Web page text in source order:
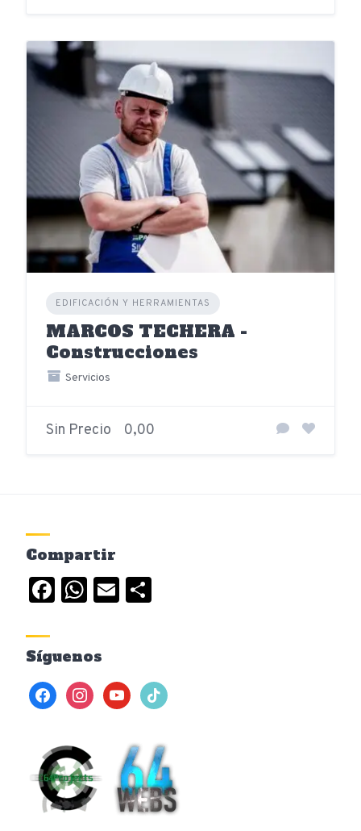
EDIFICACIÓN Y HERRAMIENTAS
MARCOS TECHERA -
Construcciones
Servicios
Sin Precio 0,00
Compartir
Facebook
WhatsApp
Email
Síguenos
facebookinstagramyoutubetiktok